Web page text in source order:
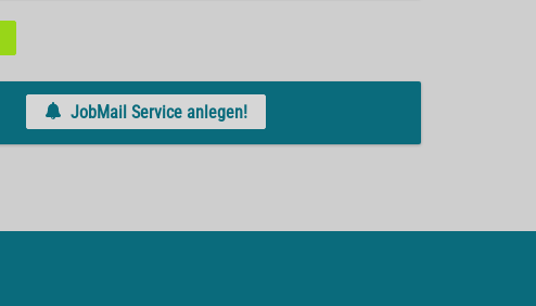
JobMail Service anlegen!